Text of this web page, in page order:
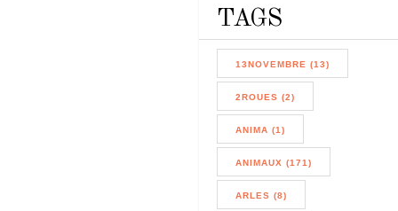
TAGS
13NOVEMBRE (13)
2ROUES (2)
ANIMA (1)
ANIMAUX (171)
ARLES (8)